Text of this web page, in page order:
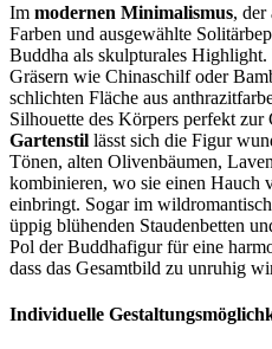
Im modernen Minimalismus, der
Farben und ausgewählte
Buddha als skulpturales
Gräsern wie Chinaschilf oder
schlichten Fläche aus
Silhouette des Körpers perfekt zur
Gartenstil lässt sich die Figur
Tönen, alten Olivenbäumen,
kombinieren, wo sie einen Hauch
einbringt. Sogar im
üppig blühenden Staudenbetten
Pol der Buddhafigur für eine
dass das Gesamtbild zu unruhig
Individuelle